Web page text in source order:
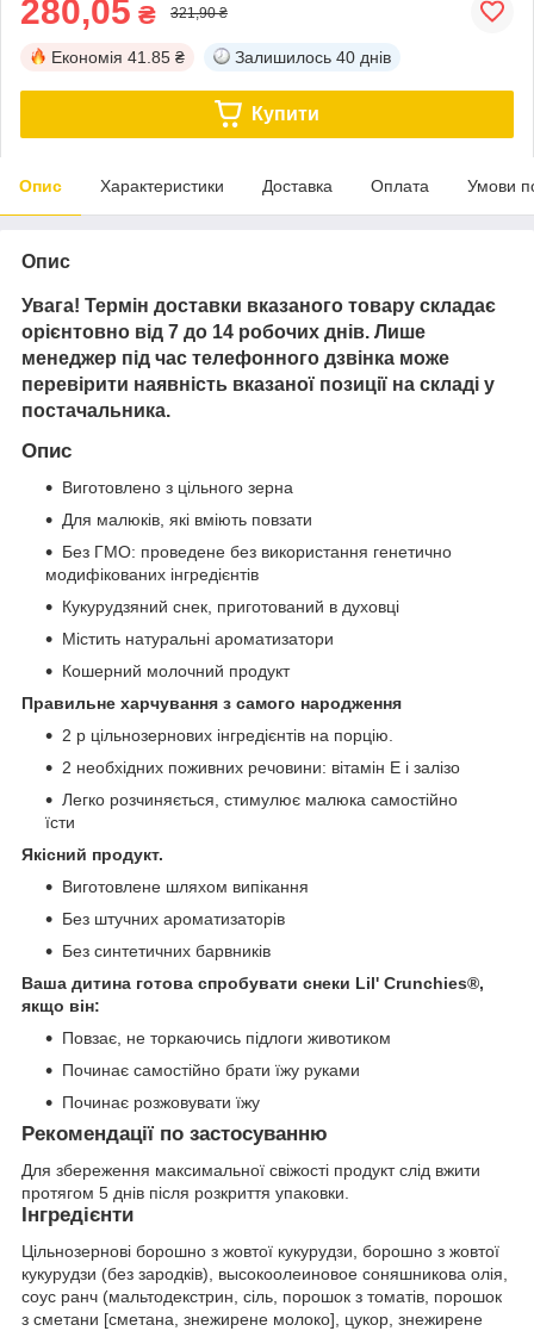
280,05 ₴ 321,90 ₴
Економія 41.85 ₴ Залишилось 40 днів
Купити
Опис Характеристики Доставка Оплата Умови
Опис
Увага! Термін доставки вказаного товару складає
орієнтовно від 7 до 14 робочих днів. Лише
менеджер під час телефонного дзвінка може
перевірити наявність вказаної позиції на складі у
постачальника.
Опис
Виготовлено з цільного зерна
Для малюків, які вміють повзати
Без ГМО: проведене без використання генетично
модифікованих інгредієнтів
Кукурудзяний снек, приготований в духовці
Містить натуральні ароматизатори
Кошерний молочний продукт
Правильне харчування з самого народження
2 р цільнозернових інгредієнтів на порцію.
2 необхідних поживних речовини: вітамін Е і залізо
Легко розчиняється, стимулює малюка самостійно
їсти
Якісний продукт.
Виготовлене шляхом випікання
Без штучних ароматизаторів
Без синтетичних барвників
Ваша дитина готова спробувати снеки Lil' Crunchies®,
якщо він:
Повзає, не торкаючись підлоги животиком
Починає самостійно брати їжу руками
Починає розжовувати їжу
Рекомендації по застосуванню
Для збереження максимальної свіжості продукт слід вжити
протягом 5 днів після розкриття упаковки.
Інгредієнти
Цільнозернові борошно з жовтої кукурудзи, борошно з жовтої
кукурудзи (без зародків), высокоолеиновое соняшникова олія,
соус ранч (мальтодекстрин, сіль, порошок з томатів, порошок
з сметани [сметана, знежирене молоко], цукор, знежирене